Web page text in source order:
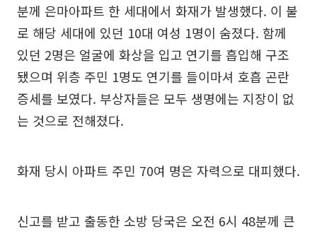
분께 은마아파트 한 세대에서 화재가 발생했다. 이 불
로 해당 세대에 있던 10대 여성 1명이 숨졌다. 함께
있던 2명은 얼굴에 화상을 입고 연기를 흡입해 구조
됐으며 위층 주민 1명도 연기를 들이마셔 호흡 곤란
증세를 보였다. 부상자들은 모두 생명에는 지장이 없
는 것으로 전해졌다.
화재 당시 아파트 주민 70여 명은 자력으로 대피했다.
신고를 받고 출동한 소방 당국은 오전 6시 48분께 큰